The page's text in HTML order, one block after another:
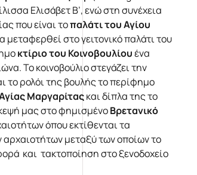
Ελισάβετ Β’, ενώ στη συνέχεια
που είναι τοπαλάτι του Αγίου
μεταφερθεί στο γειτονικό παλάτι του
κτίριο του Κοινοβουλίουένα
Το κοινοβούλιο στεγάζει την
το ρολόι της βουλής το περίφημο
Μαργαρίταςκαι δίπλα της το
μας στο φημισμένοΒρετανικό
όπου εκτίθενται τα
μεταξύ των οποίων το
και τακτοποίηση στο ξενοδοχείο